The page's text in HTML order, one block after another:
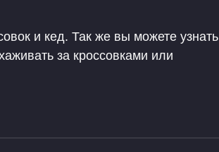
и кед. Так же вы можете узнать
за кроссовками или